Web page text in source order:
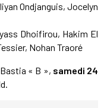
Ondjanguis, Jocelyn
Dhoifirou, Hakim El
Nohan Traoré
« B », samedi 24